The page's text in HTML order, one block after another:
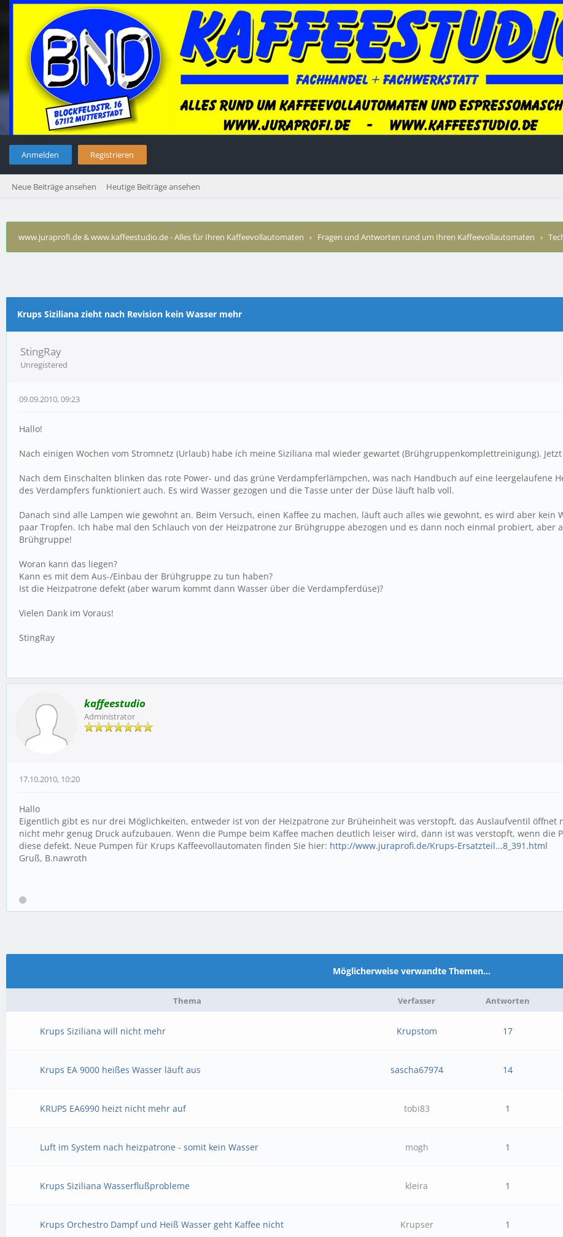
Anmelden Registrieren
Neue Beiträge ansehen Heutige Beiträge ansehen
www.juraprofi.de & www.kaffeestudio.de - Alles für Ihren Kaffeevollautomaten › Fragen und Antworten rund um Ihren Kaffeevollautomaten ›
0 Bewertung(en) - 0 im Durchschnitt
1
2
3
4
5
Krups Siziliana zieht nach Revision kein Wasser mehr
StingRay
Unregistered
09.09.2010, 09:23
Hallo!
Nach einigen Wochen vom Stromnetz (Urlaub) habe ich meine Siziliana mal wieder gewartet (Brühgruppenkomplettreinigung).
Nach dem Einschalten blinken das rote Power- und das grüne Verdampferlämpchen, was nach Handbuch auf eine leergelaufene
des Verdampfers funktioniert auch. Es wird Wasser gezogen und die Tasse unter der Düse läuft halb voll.
Danach sind alle Lampen wie gewohnt an. Beim Versuch, einen Kaffee zu machen, läuft auch alles wie gewohnt, es wird aber
paar Tropfen. Ich habe mal den Schlauch von der Heizpatrone zur Brühgruppe abezogen und es dann noch einmal probiert, aber
Brühgruppe!
Woran kann das liegen?
Kann es mit dem Aus-/Einbau der Brühgruppe zu tun haben?
Ist die Heizpatrone defekt (aber warum kommt dann Wasser über die Verdampferdüse)?
Vielen Dank im Voraus!
StingRay
kaffeestudio
Administrator
17.10.2010, 10:20
Hallo
Eigentlich gibt es nur drei Möglichkeiten, entweder ist von der Heizpatrone zur Brüheinheit was verstopft, das Auslaufventil öffnet
nicht mehr genug Druck aufzubauen. Wenn die Pumpe beim Kaffee machen deutlich leiser wird, dann ist was verstopft, wenn
diese defekt. Neue Pumpen für Krups Kaffeevollautomaten finden Sie hier: http://www.juraprofi.de/Krups-Ersatzteil...8_391.html
Gruß, B.nawroth
Möglicherweise verwandte Themen…
Thema Verfasser Antworten
Krups Siziliana will nicht mehr Krupstom 17
Krups EA 9000 heißes Wasser läuft aus sascha67974 14
KRUPS EA6990 heizt nicht mehr auf tobi83 1
Luft im System nach heizpatrone - somit kein Wasser mogh 1
Krups Siziliana Wasserflußprobleme kleira 1
Krups Orchestro Dampf und Heiß Wasser geht Kaffee nicht Krupser 1